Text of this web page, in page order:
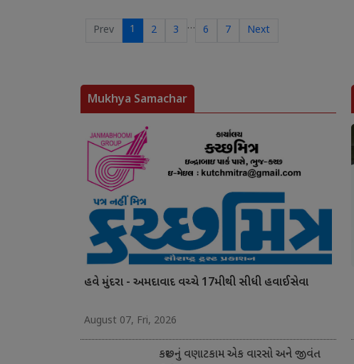
Prev 1 2 3 … 6 7 Next
Mukhya Samachar
હવે મુંદરા - અમદાવાદ વચ્ચે 17મીથી સીધી હવાઈસેવા
August 07, Fri, 2026
કચ્છનું વણાટકામ એક વારસો અને જીવંત